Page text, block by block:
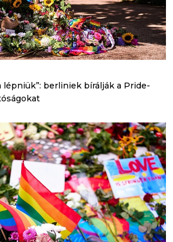
berliniek bírálják a Pride-